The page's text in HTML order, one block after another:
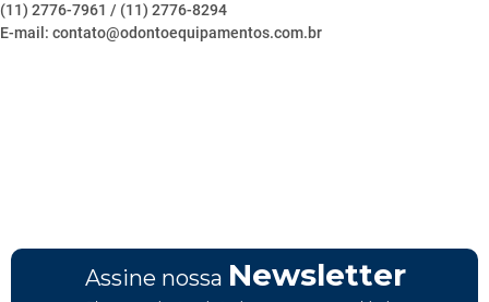
(11) 2776-7961 / (11) 2776-8294
E-mail: contato@odontoequipamentos.com.br
Assine nossa Newsletter